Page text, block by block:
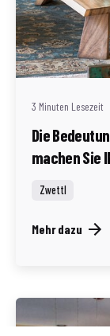
3 Minuten Lesezeit
Die
machen Sie
Zwettl
Mehr dazu